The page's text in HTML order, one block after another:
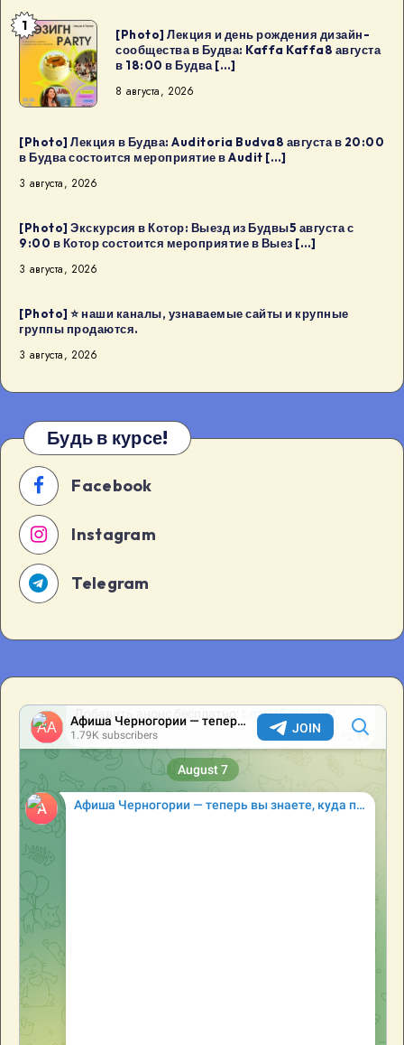
[Photo]
Лекция
день
дизайн-
сообщества
в
Kaffa
августа
18:00
в
[…]
1
[Photo] Лекция и день рождения дизайн-
сообщества в Будва: Kaffa Kaffa8 августа
в 18:00 в Будва […]
8 августа, 2026
[Photo] Лекция в Будва: Auditoria Budva8 августа в 20:00
в Будва состоится мероприятие в Audit […]
3 августа, 2026
[Photo] Экскурсия в Котор: Выезд из Будвы5 августа с
9:00 в Котор состоится мероприятие в Выез […]
3 августа, 2026
[Photo] ⭐️ наши каналы, узнаваемые сайты и крупные
группы продаются.
3 августа, 2026
Будь в курсе!
Facebook
Instagram
Telegram